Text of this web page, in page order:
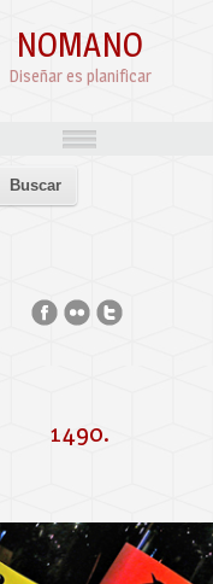
NOMANO
Diseñar es planificar
1490.